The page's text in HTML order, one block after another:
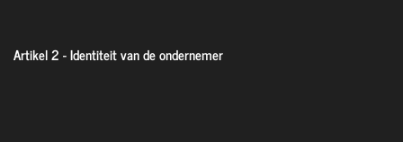
Artikel 2 - Identiteit van de ondernemer